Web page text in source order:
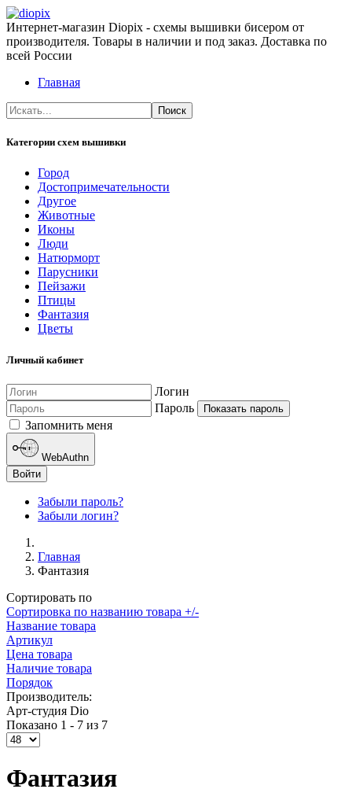
Интернет-магазин Diopix - схемы вышивки бисером от
производителя. Товары в наличии и под заказ. Доставка по
всей России
Главная
Категории схем вышивки
Город
Достопримечательности
Другое
Животные
Иконы
Люди
Натюрморт
Парусники
Пейзажи
Птицы
Фантазия
Цветы
Личный кабинет
Логин
Пароль
Показать пароль
Запомнить меня
WebAuthn
Войти
Забыли пароль?
Забыли логин?
Главная
Фантазия
Сортировать по
Сортировка по названию товара +/-
Название товара
Артикул
Цена товара
Наличие товара
Порядок
Производитель:
Арт-студия Dio
Показано 1 - 7 из 7
Фантазия